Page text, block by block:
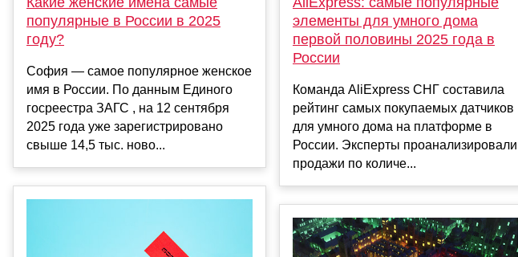
популярные в России в 2025
году?
София — самое популярное женское
имя в России. По данным Единого
госреестра ЗАГС , на 12 сентября
2025 года уже зарегистрировано
свыше 14,5 тыс. ново...
элементы для умного дома
первой половины 2025 года в
России
Команда AliExpress СНГ составила
рейтинг самых покупаемых датчиков
для умного дома на платформе в
России. Эксперты проанализировали
продажи по количе...